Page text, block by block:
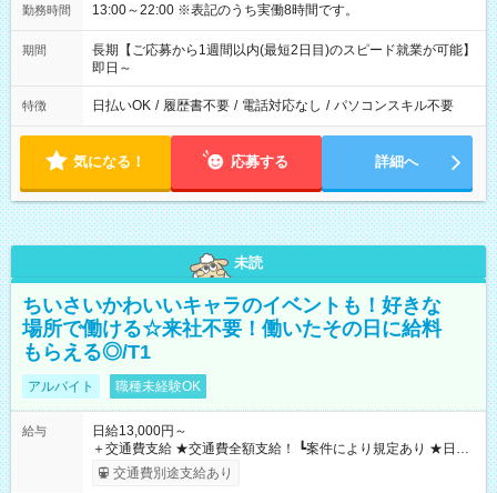
勤務時間 13:00～22:00 ※表記のうち実働8時間です。
期間
長期【ご応募から1週間以内(最短2日目)のスピード就業が可能】
即日～
特徴 日払いOK / 履歴書不要 / 電話対応なし / パソコンスキル不要
気になる！ 応募する 詳細へ
未読
ちいさいかわいいキャラのイベントも！好きな
場所で働ける☆来社不要！働いたその日に給料
もらえる◎/T1
アルバイト 職種未経験OK
給与
日給13,000円～
＋交通費支給 ★交通費全額支給！ ┗案件により規定あり ★日払
いOK！（規定あり） ┗働いたその日に現金GET♪ お仕事後はコ
ンビニATMから 日払い分を引き落とせます！ 【試用期間】試
交通費別途支給あり